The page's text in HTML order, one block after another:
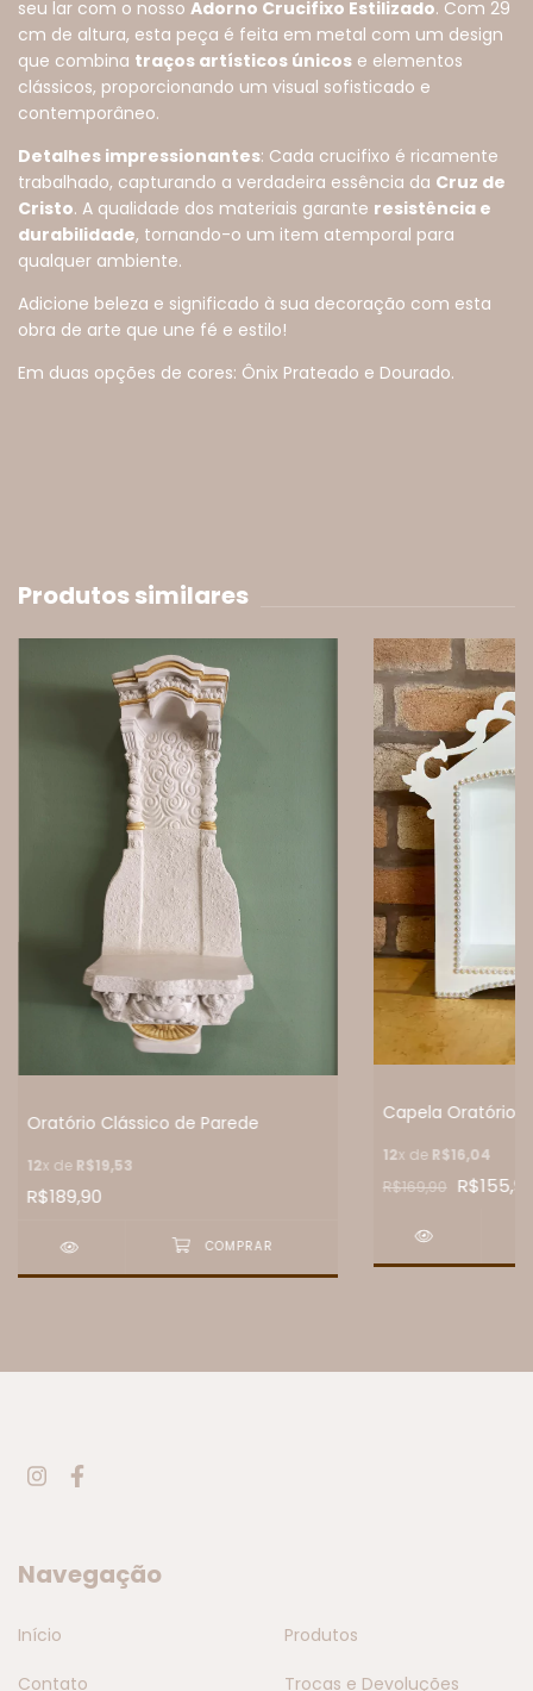
seu lar com o nosso Adorno Crucifixo Estilizado. Com 29
cm de altura, esta peça é feita em metal com um design
que combina traços artísticos únicos e elementos
clássicos, proporcionando um visual sofisticado e
contemporâneo.
Detalhes impressionantes: Cada crucifixo é ricamente
trabalhado, capturando a verdadeira essência da Cruz de
Cristo. A qualidade dos materiais garante resistência e
durabilidade, tornando-o um item atemporal para
qualquer ambiente.
Adicione beleza e significado à sua decoração com esta
obra de arte que une fé e estilo!
Em duas opções de cores: Ônix Prateado e Dourado.
Produtos similares
Oratório Clássico de Parede
12x de R$19,53
R$189,90
Capela Oratório G
12x de R$16,04
R$169,90
Navegação
Início Produtos
Contato Trocas e Devoluções